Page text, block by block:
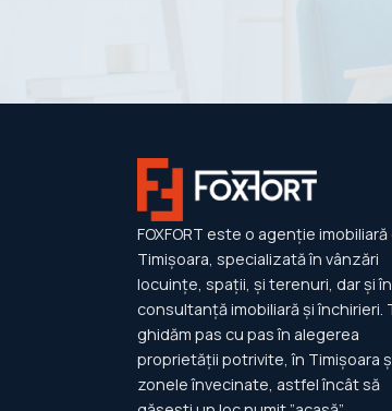
FOXFORT este o agenție imobiliară
Timișoara, specializată în vânzări
locuințe, spații, și terenuri, dar și în
consultanță imobiliară și închirieri.
ghidăm pas cu pas în alegerea
proprietății potrivite, în Timișoara
zonele învecinate, astfel încât să